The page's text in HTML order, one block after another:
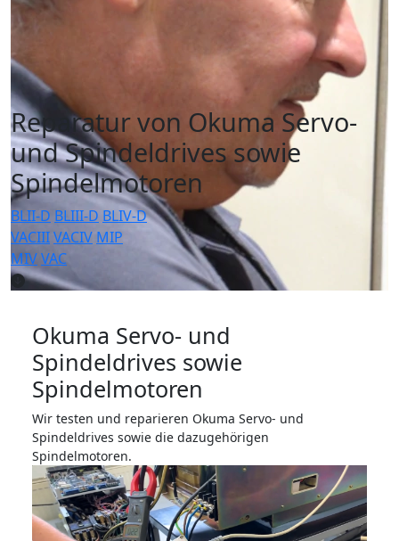
Reparatur von Okuma Servo-
und Spindeldrives sowie
Spindelmotoren
BLII-D BLIII-D BLIV-D
VACIIIVACIV MIP
MIVVAC
Okuma Servo- und
Spindeldrives sowie
Spindelmotoren
Wir testen und reparieren Okuma Servo- und
Spindeldrives sowie die dazugehörigen
Spindelmotoren.